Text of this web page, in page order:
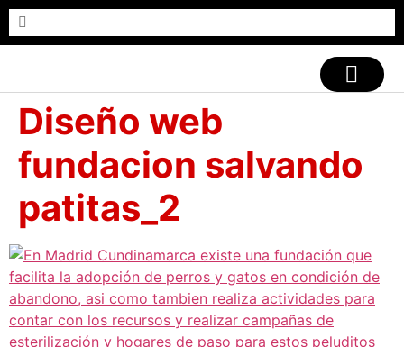
Diseño web
fundacion salvando
patitas_2